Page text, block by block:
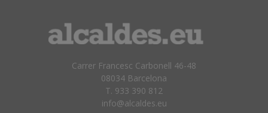
Carrer Francesc Carbonell 46-48
08034 Barcelona
T. 933 390 812
info@alcaldes.eu